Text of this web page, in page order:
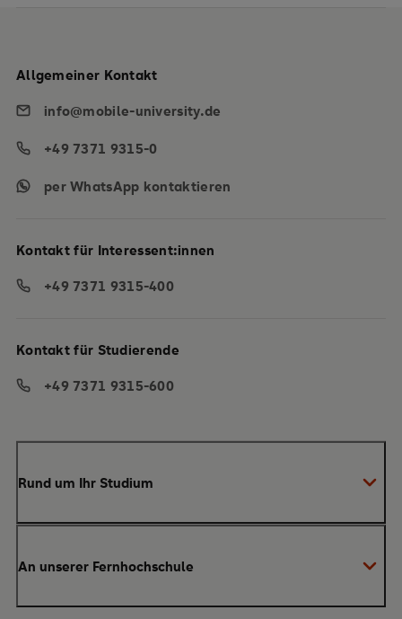
Rund um Ihr Studium
Anrechnung von Vorleistungen
Studienberatung
An unserer Fernhochschule
Allgemeiner Kontakt
info@mobile-university.de
+49 7371 9315-0
per WhatsApp kontaktieren
Kontakt für Interessent:innen
+49 7371 9315-400
Kontakt für Studierende
+49 7371 9315-600